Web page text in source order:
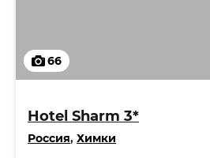
66
Hotel Sharm 3*
Россия, Химки